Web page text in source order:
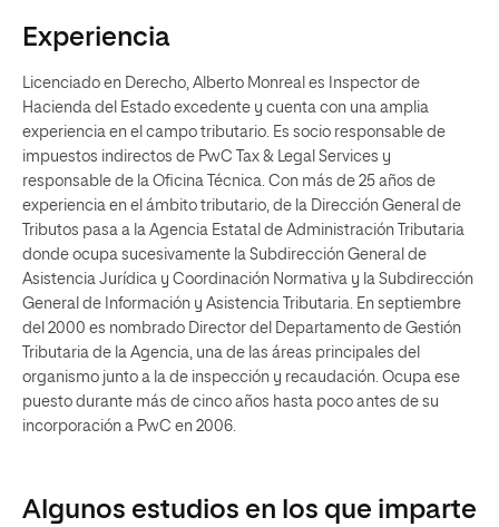
Experiencia
Licenciado en Derecho, Alberto Monreal es Inspector de
Hacienda del Estado excedente y cuenta con una amplia
experiencia en el campo tributario. Es socio responsable de
impuestos indirectos de PwC Tax & Legal Services y
responsable de la Oficina Técnica. Con más de 25 años de
experiencia en el ámbito tributario, de la Dirección General de
Tributos pasa a la Agencia Estatal de Administración Tributaria
donde ocupa sucesivamente la Subdirección General de
Asistencia Jurídica y Coordinación Normativa y la Subdirección
General de Información y Asistencia Tributaria. En septiembre
del 2000 es nombrado Director del Departamento de Gestión
Tributaria de la Agencia, una de las áreas principales del
organismo junto a la de inspección y recaudación. Ocupa ese
puesto durante más de cinco años hasta poco antes de su
incorporación a PwC en 2006.
Algunos estudios en los que imparte